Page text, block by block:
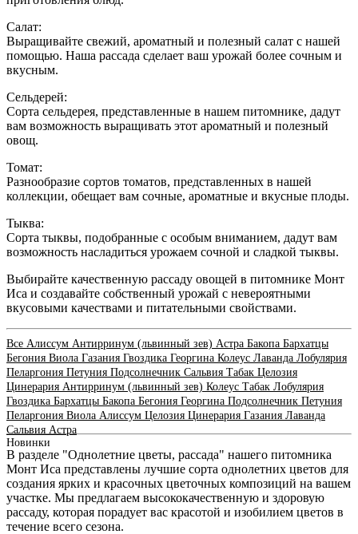
Салат:
Выращивайте свежий, ароматный и полезный салат с нашей
помощью. Наша рассада сделает ваш урожай более сочным и
вкусным.
Сельдерей:
Сорта сельдерея, представленные в нашем питомнике, дадут
вам возможность выращивать этот ароматный и полезный
овощ.
Томат:
Разнообразие сортов томатов, представленных в нашей
коллекции, обещает вам сочные, ароматные и вкусные плоды.
Тыква:
Сорта тыквы, подобранные с особым вниманием, дадут вам
возможность насладиться урожаем сочной и сладкой тыквы.
Выбирайте качественную рассаду овощей в питомнике Монт
Иса и создавайте собственный урожай с невероятными
вкусовыми качествами и питательными свойствами.
Все Алиссум Антирринум (львинный зев) Астра Бакопа Бархатцы
Бегония Виола Газания Гвоздика Георгина Колеус Лаванда Лобулярия
Пеларгония Петуния Подсолнечник Сальвия Табак Целозия
Цинерария Антирринум (львинный зев) Колеус Табак Лобулярия
Гвоздика Бархатцы Бакопа Бегония Георгина Подсолнечник Петуния
Пеларгония Виола Алиссум Целозия Цинерария Газания Лаванда
Сальвия Астра
Новинки
В разделе "Однолетние цветы, рассада" нашего питомника
Монт Иса представлены лучшие сорта однолетних цветов для
создания ярких и красочных цветочных композиций на вашем
участке. Мы предлагаем высококачественную и здоровую
рассаду, которая порадует вас красотой и изобилием цветов в
течение всего сезона.